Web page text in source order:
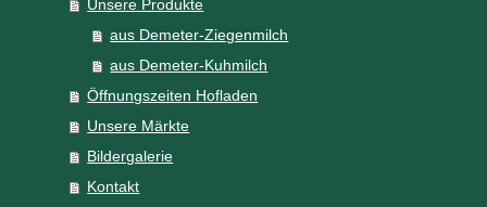
Unsere Produkte
aus Demeter-Ziegenmilch
aus Demeter-Kuhmilch
Öffnungszeiten Hofladen
Unsere Märkte
Bildergalerie
Kontakt